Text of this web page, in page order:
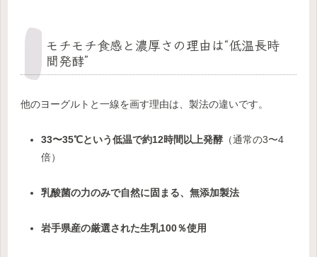
モチモチ食感と濃厚さの理由は“低温長時
間発酵”
他のヨーグルトと一線を画す理由は、製法の違いです。
33〜35℃という低温で約12時間以上発酵（通常の3〜4
倍）
乳酸菌の力のみで自然に固まる、無添加製法
岩手県産の厳選された生乳100％使用